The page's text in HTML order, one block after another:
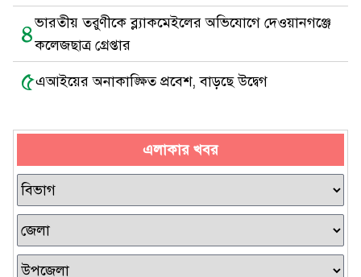
৪ভারতীয় তরুণীকে ব্ল্যাকমেইলের অভিযোগে দেওয়ানগঞ্জে
কলেজছাত্র গ্রেপ্তার
৫এআইয়ের অনাকাঙ্ক্ষিত প্রবেশ, বাড়ছে উদ্বেগ
এলাকার খবর